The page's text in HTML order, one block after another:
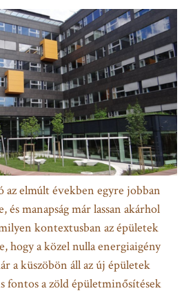
az elmúlt években egyre jobban
manapság már lassan akárhol
kontextusban az épületek
hogy a közel nulla energiaigény
a küszöbön áll az új épületek
fontos a zöld épületminősítések